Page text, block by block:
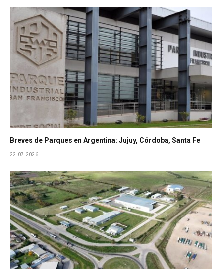
Breves de Parques en Argentina: Jujuy, Córdoba, Santa Fe
22.07.2026